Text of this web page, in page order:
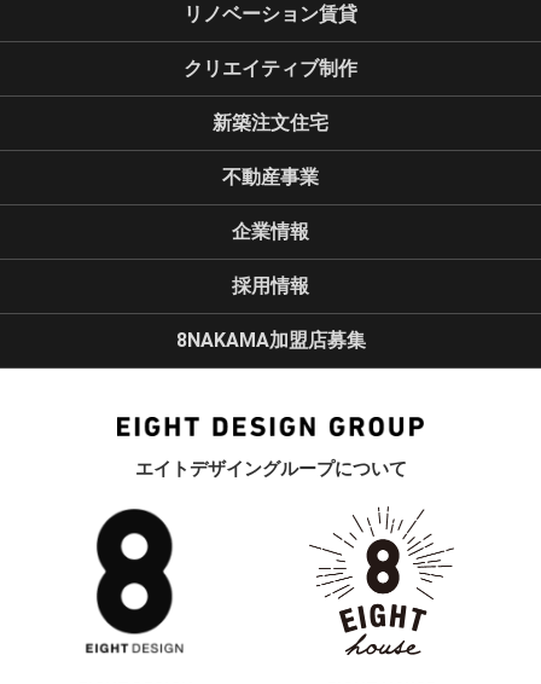
エイトデザイングループについて
リノベーション賃貸
クリエイティブ制作
新築注文住宅
不動産事業
企業情報
採用情報
8NAKAMA加盟店募集